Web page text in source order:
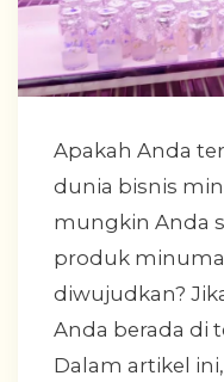
Apakah Anda
dunia bisnis
mungkin Anda
produk
diwujudkan?
Anda berada di
Dalam artikel